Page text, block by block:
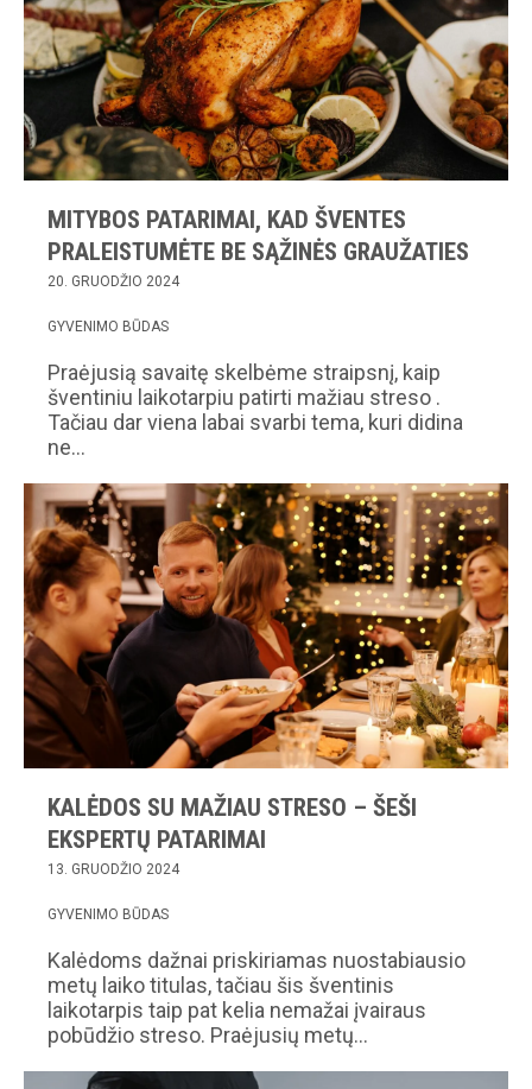
MITYBOS PATARIMAI, KAD ŠVENTES
PRALEISTUMĖTE BE SĄŽINĖS GRAUŽATIES
20. GRUODŽIO 2024
GYVENIMO BŪDAS
Praėjusią savaitę skelbėme straipsnį, kaip
šventiniu laikotarpiu patirti mažiau streso .
Tačiau dar viena labai svarbi tema, kuri didina
ne…
KALĖDOS SU MAŽIAU STRESO – ŠEŠI
EKSPERTŲ PATARIMAI
13. GRUODŽIO 2024
GYVENIMO BŪDAS
Kalėdoms dažnai priskiriamas nuostabiausio
metų laiko titulas, tačiau šis šventinis
laikotarpis taip pat kelia nemažai įvairaus
pobūdžio streso. Praėjusių metų…